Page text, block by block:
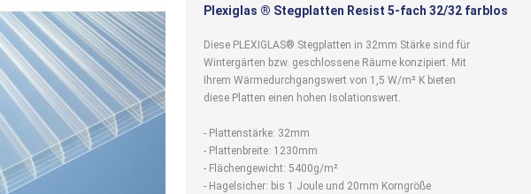
Plexiglas ® Stegplatten Resist 5-fach 32/32 farblos
Diese PLEXIGLAS® Stegplatten in 32mm Stärke sind für
Wintergärten bzw. geschlossene Räume konzipiert. Mit
Ihrem Wärmedurchgangswert von 1,5 W/m² K bieten
diese Platten einen hohen Isolationswert.
- Plattenstärke: 32mm
- Plattenbreite: 1230mm
- Flächengewicht: 5400g/m²
- Hagelsicher: bis 1 Joule und 20mm Korngröße